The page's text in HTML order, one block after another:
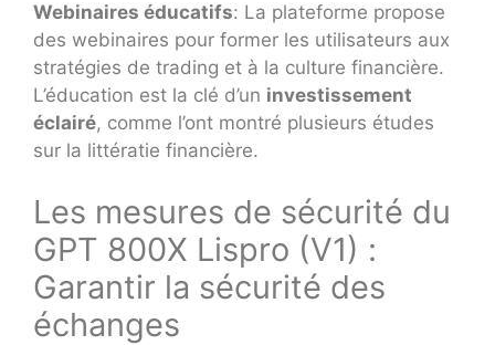
Webinaires éducatifs: La plateforme propose
des webinaires pour former les utilisateurs aux
stratégies de trading et à la culture financière.
L’éducation est la clé d’un investissement
éclairé, comme l’ont montré plusieurs études
sur la littératie financière.
Les mesures de sécurité du
GPT 800X Lispro (V1) :
Garantir la sécurité des
échanges